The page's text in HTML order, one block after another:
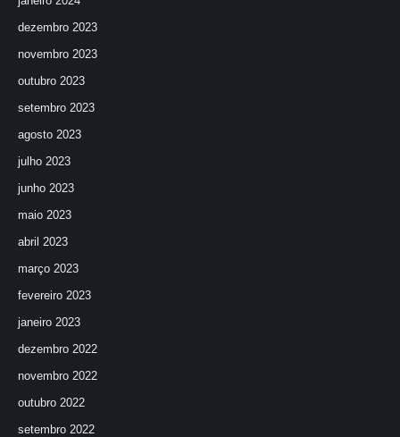
dezembro 2023
novembro 2023
outubro 2023
setembro 2023
agosto 2023
julho 2023
junho 2023
maio 2023
abril 2023
março 2023
fevereiro 2023
janeiro 2023
dezembro 2022
novembro 2022
outubro 2022
setembro 2022